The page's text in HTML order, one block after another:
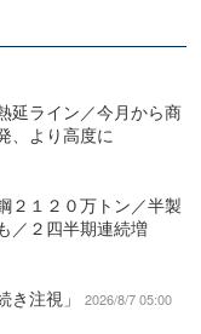
延ライン／今月から商
、より高度に
２１２０万トン／半製
／２四半期連続増
注視」
2026/8/7 05:00